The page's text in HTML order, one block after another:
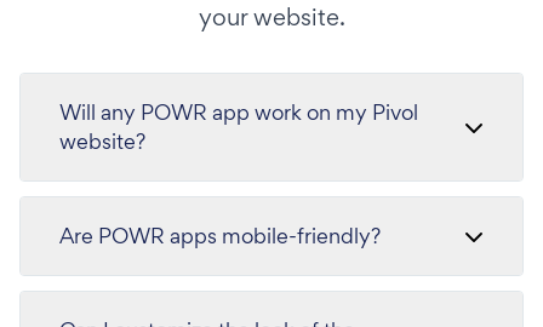
your website.
Will any POWR app work on my Pivol
website?
Are POWR apps mobile-friendly?